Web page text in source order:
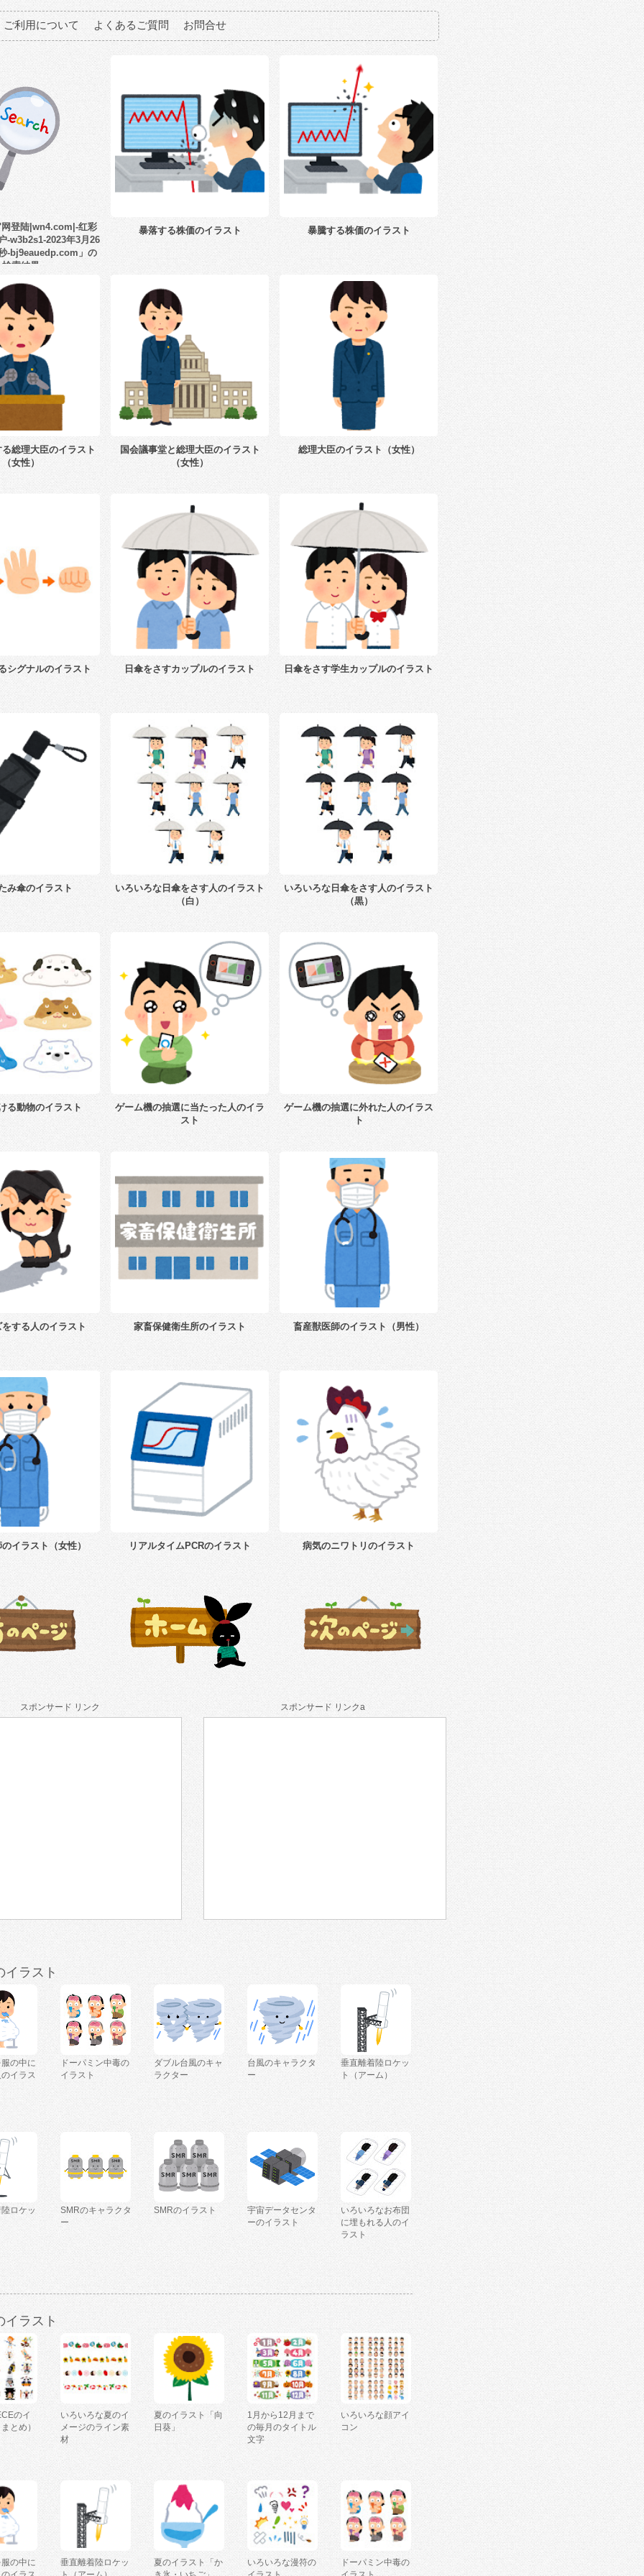
ご利用について よくあるご質問 お問合せ
登陆|wn4.com|-红彩
-w3b2s1-2023年3月26
-bj9eauedp.com」の
検索結果
暴落する株価のイラスト 暴騰する株価のイラスト
総理大臣のイラスト
（女性）
国会議事堂と総理大臣のイラスト
（女性）
総理大臣のイラスト（女性）
シグナルのイラスト 日傘をさすカップルのイラスト 日傘をさす学生カップルのイラスト
み傘のイラスト
いろいろな日傘をさす人のイラスト
（白）
いろいろな日傘をさす人のイラスト
（黒）
る動物のイラスト
ゲーム機の抽選に当たった人のイラ
スト
ゲーム機の抽選に外れた人のイラス
ト
する人のイラスト 家畜保健衛生所のイラスト 畜産獣医師のイラスト（男性）
イラスト（女性） リアルタイムPCRのイラスト 病気のニワトリのイラスト
スポンサード リンク スポンサード リンクa
イラスト
の中に
イラス
ドーパミン中毒の
イラスト
ダブル台風のキャ
ラクター
台風のキャラクタ
ー
垂直離着陸ロケッ
ト（アーム）
ロケッ
SMRのキャラクタ
ー
SMRのイラスト
宇宙データセンタ
ーのイラスト
いろいろなお布団
に埋もれる人のイ
ラスト
イラスト
のイ
とめ）
いろいろな夏のイ
メージのライン素
材
夏のイラスト「向
日葵」
1月から12月まで
の毎月のタイトル
文字
いろいろな顔アイ
コン
の中に
垂直離着陸ロケッ
夏のイラスト「か
いろいろな漫符の
ドーパミン中毒の